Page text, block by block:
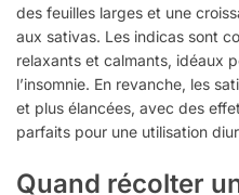
des feuilles larges et une
aux sativas. Les indicas sont
relaxants et calmants, idéaux
l’insomnie. En revanche, les
et plus élancées, avec des
parfaits pour une utilisation
Quand récolter